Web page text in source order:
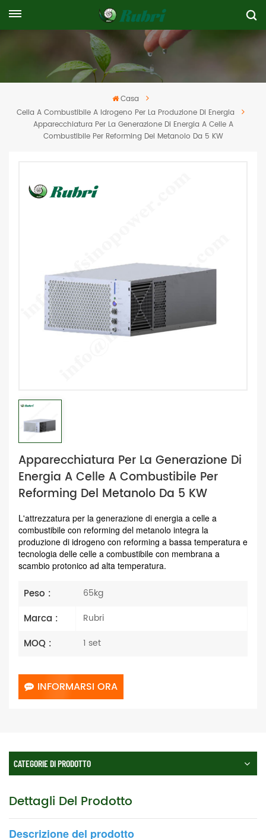
Casa
Cella A Combustibile A Idrogeno Per La Produzione Di Energia
Apparecchiatura Per La Generazione Di Energia A Celle A
Combustibile Per Reforming Del Metanolo Da 5 KW
Apparecchiatura Per La Generazione Di
Energia A Celle A Combustibile Per
Reforming Del Metanolo Da 5 KW
L'attrezzatura per la generazione di energia a celle a
combustibile con reforming del metanolo integra la
produzione di idrogeno con reforming a bassa temperatura e
tecnologia delle celle a combustibile con membrana a
scambio protonico ad alta temperatura.
Peso : 65kg
Marca : Rubri
MOQ : 1 set
INFORMARSI ORA
CATEGORIE DI PRODOTTO
Dettagli Del Prodotto
Descrizione del prodotto